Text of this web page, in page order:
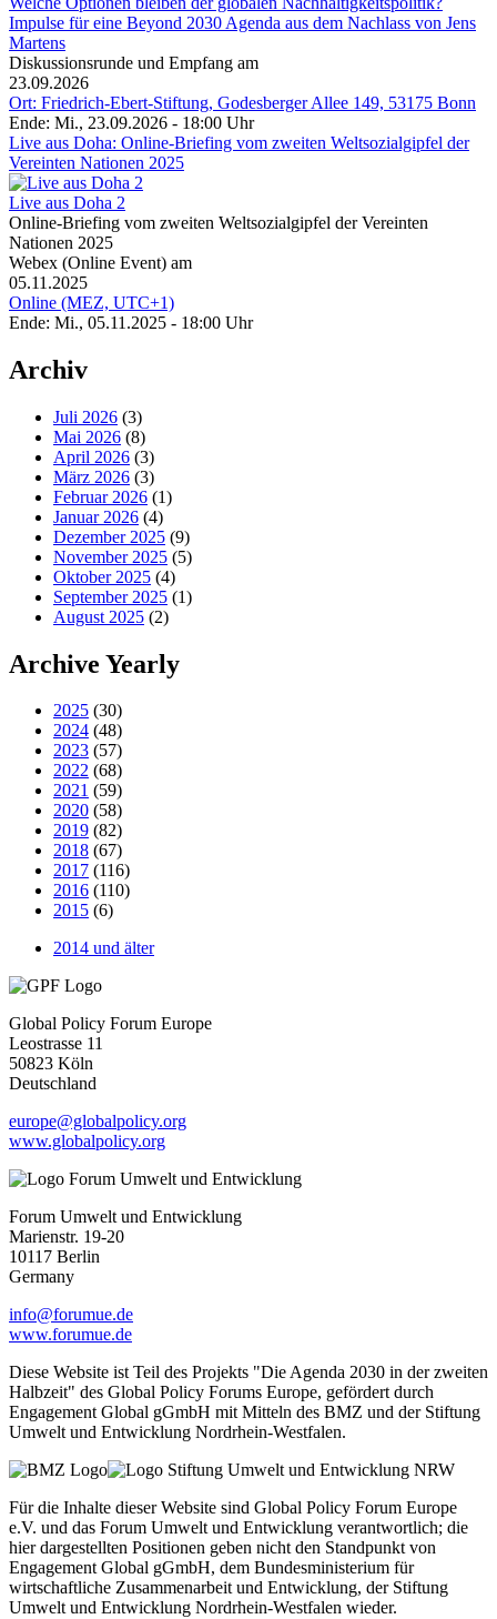
Impulse für eine Beyond 2030 Agenda aus dem Nachlass von Jens
Martens
Diskussionsrunde und Empfang am
23.09.2026
Ort: Friedrich-Ebert-Stiftung, Godesberger Allee 149, 53175 Bonn
Ende: Mi., 23.09.2026 - 18:00 Uhr
Live aus Doha: Online-Briefing vom zweiten Weltsozialgipfel der
Vereinten Nationen 2025
Live aus Doha 2
Online-Briefing vom zweiten Weltsozialgipfel der Vereinten
Nationen 2025
Webex (Online Event) am
05.11.2025
Online (MEZ, UTC+1)
Ende: Mi., 05.11.2025 - 18:00 Uhr
Archiv
Juli 2026 (3)
Mai 2026 (8)
April 2026 (3)
März 2026 (3)
Februar 2026 (1)
Januar 2026 (4)
Dezember 2025 (9)
November 2025 (5)
Oktober 2025 (4)
September 2025 (1)
August 2025 (2)
Archive Yearly
2025 (30)
2024 (48)
2023 (57)
2022 (68)
2021 (59)
2020 (58)
2019 (82)
2018 (67)
2017 (116)
2016 (110)
2015 (6)
2014 und älter
Global Policy Forum Europe
Leostrasse 11
50823 Köln
Deutschland
europe@globalpolicy.org
www.globalpolicy.org
Forum Umwelt und Entwicklung
Marienstr. 19-20
10117 Berlin
Germany
info@forumue.de
www.forumue.de
Diese Website ist Teil des Projekts "Die Agenda 2030 in der zweiten
Halbzeit" des Global Policy Forums Europe, gefördert durch
Engagement Global gGmbH mit Mitteln des BMZ und der Stiftung
Umwelt und Entwicklung Nordrhein-Westfalen.
Für die Inhalte dieser Website sind Global Policy Forum Europe
e.V. und das Forum Umwelt und Entwicklung verantwortlich; die
hier dargestellten Positionen geben nicht den Standpunkt von
Engagement Global gGmbH, dem Bundesministerium für
wirtschaftliche Zusammenarbeit und Entwicklung, der Stiftung
Umwelt und Entwicklung Nordrhein-Westfalen wieder.